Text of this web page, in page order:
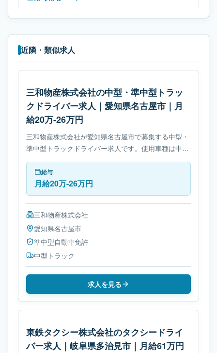
近隣・類似求人
三和物産株式会社の中型・準中型トラッ
クドライバー求人｜愛知県名古屋市｜月
給20万-26万円
三和物産株式会社が愛知県名古屋市で募集する中型・
準中型トラックドライバー求人です。使用車種は中型
トラックです。勤務時間は- 変形労働時間制です。必
要免許は準中型自動車免許です。
給与
月給20万-26万円
三和物産株式会社
愛知県名古屋市
準中型自動車免許
中型トラック
求人を見る
東鉄タクシー株式会社のタクシードライ
バー求人｜岐阜県多治見市｜月給61万円